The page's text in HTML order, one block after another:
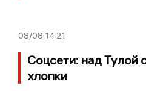
08/08 14:21
Соцсети: над Тулой
хлопки